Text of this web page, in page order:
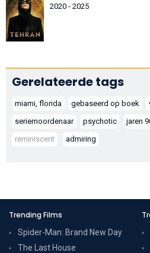
2020 - 2025
Gerelateerde tags
miami, florida gebaseerd op boek
seriemoordenaar
psychotic jaren
reminiscent
admiring
Trending Films
Spider-Man: Brand New Day
The Last House